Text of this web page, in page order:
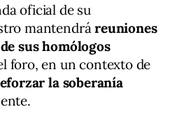
oficial de su
mantendráreuniones
sus homólogos
foro, en un contexto de
la soberanía